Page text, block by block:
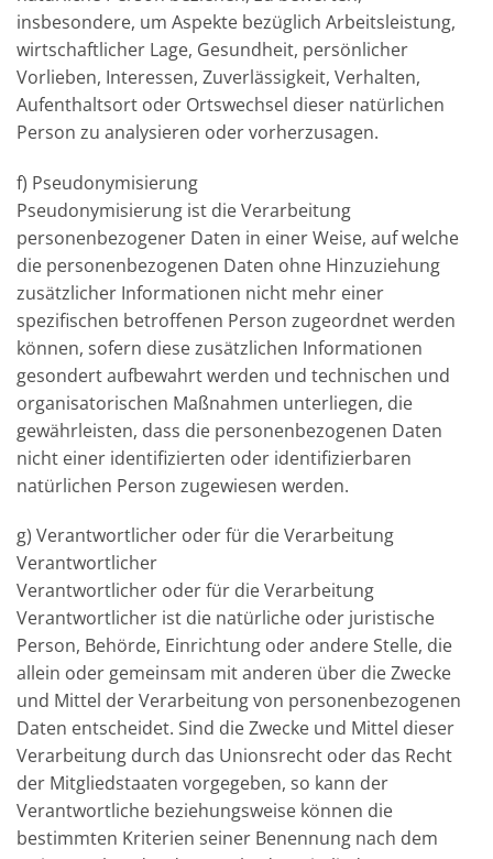
insbesondere, um Aspekte bezüglich Arbeitsleistung,
wirtschaftlicher Lage, Gesundheit, persönlicher
Vorlieben, Interessen, Zuverlässigkeit, Verhalten,
Aufenthaltsort oder Ortswechsel dieser natürlichen
Person zu analysieren oder vorherzusagen.
f) Pseudonymisierung
Pseudonymisierung ist die Verarbeitung
personenbezogener Daten in einer Weise, auf welche
die personenbezogenen Daten ohne Hinzuziehung
zusätzlicher Informationen nicht mehr einer
spezifischen betroffenen Person zugeordnet werden
können, sofern diese zusätzlichen Informationen
gesondert aufbewahrt werden und technischen und
organisatorischen Maßnahmen unterliegen, die
gewährleisten, dass die personenbezogenen Daten
nicht einer identifizierten oder identifizierbaren
natürlichen Person zugewiesen werden.
g) Verantwortlicher oder für die Verarbeitung
Verantwortlicher
Verantwortlicher oder für die Verarbeitung
Verantwortlicher ist die natürliche oder juristische
Person, Behörde, Einrichtung oder andere Stelle, die
allein oder gemeinsam mit anderen über die Zwecke
und Mittel der Verarbeitung von personenbezogenen
Daten entscheidet. Sind die Zwecke und Mittel dieser
Verarbeitung durch das Unionsrecht oder das Recht
der Mitgliedstaaten vorgegeben, so kann der
Verantwortliche beziehungsweise können die
bestimmten Kriterien seiner Benennung nach dem